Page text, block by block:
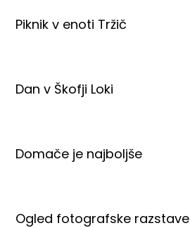
Piknik v enoti Tržič
Dan v Škofji Loki
Domače je najboljše
Ogled fotografske razstave